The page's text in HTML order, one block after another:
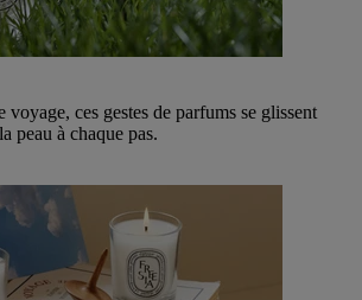
voyage, ces gestes de parfums se glissent
peau à chaque pas.